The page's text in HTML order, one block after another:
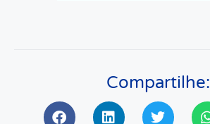
Compartilhe: